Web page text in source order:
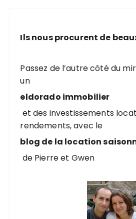
h
p
o
u
:
Ils nous procurent de
Passez de l’autre côté du
un
eldorado immobilier
et des investissements
rendements, avec le
blog de la location
de Pierre et Gwen